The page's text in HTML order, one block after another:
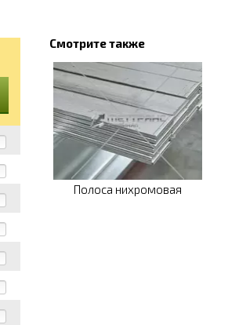
Смотрите также
Полоса нихромовая